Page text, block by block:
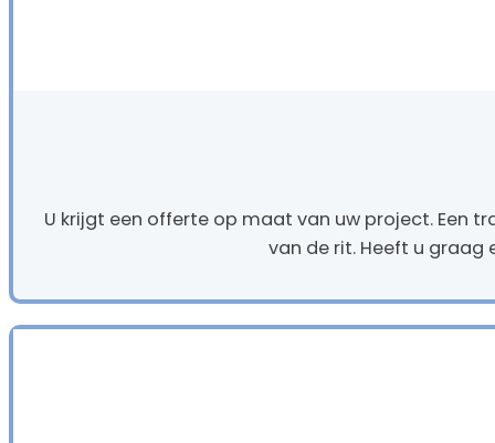
U krijgt een offerte op maat van uw project. Een
van de rit. Heeft u graag